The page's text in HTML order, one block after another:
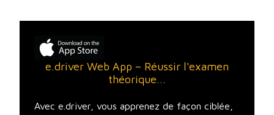
e.driver Web App – Réussir l'examen
théorique...
Avec e.driver, vous apprenez de façon ciblée,